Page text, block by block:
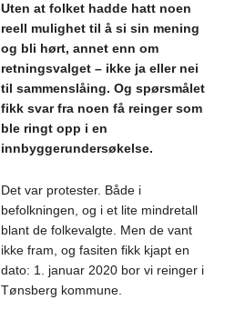
Uten at folket hadde hatt noen
reell mulighet til å si sin mening
og bli hørt, annet enn om
retningsvalget – ikke ja eller nei
til sammenslåing. Og spørsmålet
fikk svar fra noen få reinger som
ble ringt opp i en
innbyggerundersøkelse.
Det var protester. Både i
befolkningen, og i et lite mindretall
blant de folkevalgte. Men de vant
ikke fram, og fasiten fikk kjapt en
dato: 1. januar 2020 bor vi reinger i
Tønsberg kommune.